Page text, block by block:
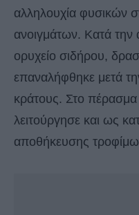
αλληλουχία φυσικών
ανοιγμάτων. Κατά την
ορυχείο σιδήρου,
επαναλήφθηκε μετά
κράτους. Στο
λειτούργησε και ως
αποθήκευσης